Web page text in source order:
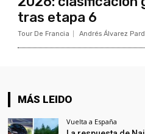
tras etapa 6
Tour De Francia Andrés Álvarez
MÁS LEIDO
Vuelta a España